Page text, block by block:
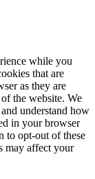
while you
that are
as they are
the website. We
understand how
in your browser
to opt-out of these
may affect your